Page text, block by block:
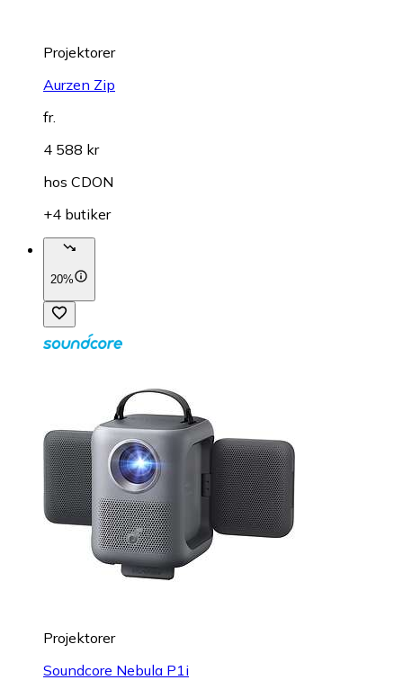
Projektorer
Aurzen Zip
fr.
4 588 kr
hos CDON
+4 butiker
20%
Projektorer
Soundcore Nebula P1i